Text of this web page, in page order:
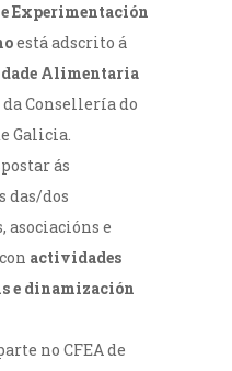
Experimentación
está adscrito á
Alimentaria
Consellería do
Galicia.
ás
das/dos
asociacións e
actividades
e dinamización
no CFEA de